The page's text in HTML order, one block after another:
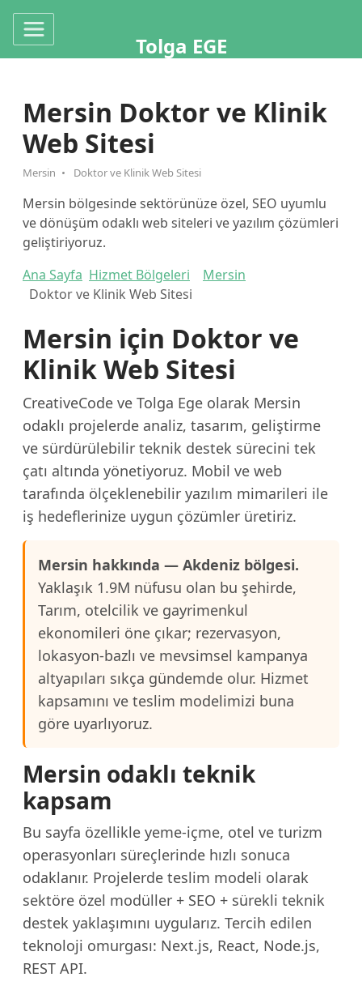
Tolga EGE
Mersin Doktor ve Klinik
Web Sitesi
Mersin Doktor ve Klinik Web Sitesi
Mersin bölgesinde sektörünüze özel, SEO uyumlu
ve dönüşüm odaklı web siteleri ve yazılım çözümleri
geliştiriyoruz.
Ana Sayfa Hizmet Bölgeleri
Mersin
Doktor ve Klinik Web Sitesi
Mersin için Doktor ve
Klinik Web Sitesi
CreativeCode ve Tolga Ege olarak Mersin
odaklı projelerde analiz, tasarım, geliştirme
ve sürdürülebilir teknik destek sürecini tek
çatı altında yönetiyoruz. Mobil ve web
tarafında ölçeklenebilir yazılım mimarileri ile
iş hedeflerinize uygun çözümler üretiriz.
Mersin hakkında — Akdeniz bölgesi.
Yaklaşık 1.9M nüfusu olan bu şehirde,
Tarım, otelcilik ve gayrimenkul
ekonomileri öne çıkar; rezervasyon,
lokasyon-bazlı ve mevsimsel kampanya
altyapıları sıkça gündemde olur. Hizmet
kapsamını ve teslim modelimizi buna
göre uyarlıyoruz.
Mersin odaklı teknik
kapsam
Bu sayfa özellikle yeme-içme, otel ve turizm
operasyonları süreçlerinde hızlı sonuca
odaklanır. Projelerde teslim modeli olarak
sektöre özel modüller + SEO + sürekli teknik
destek yaklaşımını uygularız. Tercih edilen
teknoloji omurgası: Next.js, React, Node.js,
REST API.